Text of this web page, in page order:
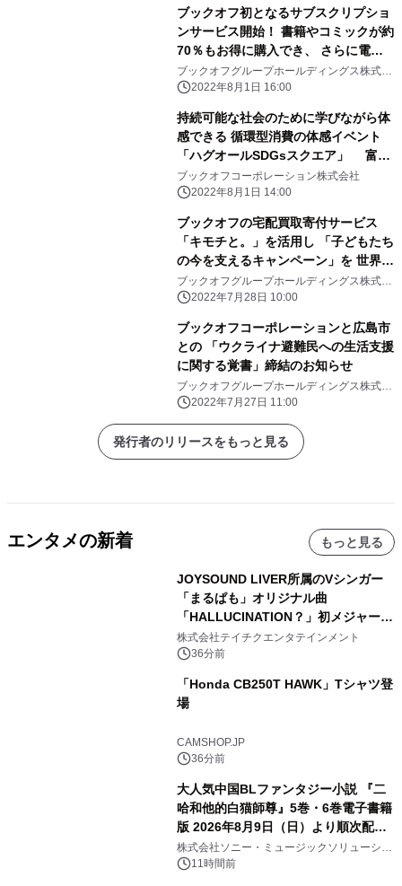
ブックオフ初となるサブスクリプショ
ンサービス開始！ 書籍やコミックが約
70％もお得に購入でき、 さらに電子
雑誌も読み放題 「ブックチケット」
サービスを 大幅リニューアルし2022
ブックオフグループホールディングス株式会
社 2022年8月1日 16:00
持続可能な社会のために学びながら体
感できる 循環型消費の体感イベント
「ハグオールSDGsスクエア」 富山
大和で2022年8月10日(水)～15日(月)
に開催
ブックオフコーポレーション株式会社
2022年8月1日 14:00
ブックオフの宅配買取寄付サービス
「キモチと。」を活用し 「子どもたち
の今を支えるキャンペーン」を 世界自
殺予防デーに合わせて8月1日～9月11
日まで実施
ブックオフグループホールディングス株式会
社 2022年7月28日 10:00
ブックオフコーポレーションと広島市
との 「ウクライナ避難民への生活支援
に関する覚書」締結のお知らせ
ブックオフグループホールディングス株式会
社 2022年7月27日 11:00
発行者のリリースをもっと見る
エンタメの新着 もっと見る
JOYSOUND LIVER所属のVシンガー
「まるぱも」オリジナル曲
「HALLUCINATION？」初メジャー配
信リリース決定！
株式会社テイチクエンタテインメント
36分前
「Honda CB250T HAWK」Tシャツ登
場
CAMSHOP.JP
36分前
大人気中国BLファンタジー小説 『二
哈和他的白猫師尊』5巻・6巻電子書籍
版 2026年8月9日（日）より順次配信
開始
株式会社ソニー・ミュージックソリューショ
ンズ11時間前